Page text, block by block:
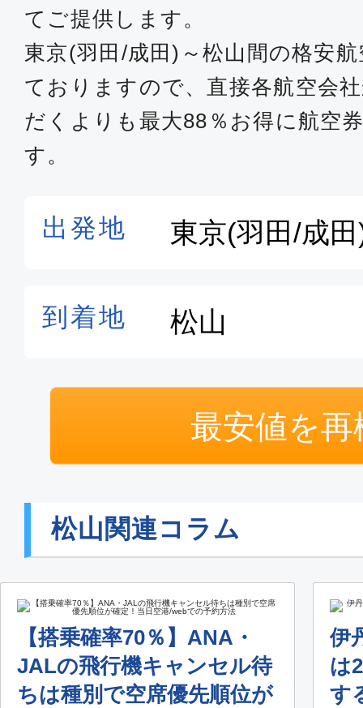
てご提供します。
東京(羽田/成田)～松山間の格安
ておりますので、直接各航空会
だくよりも最大88％お得に航空
す。
最安値を再
松山関連コラム
【搭乗確率70％】ANA・
JALの飛行機キャンセル待
ちは種別で空席優先順位が
伊
は
す